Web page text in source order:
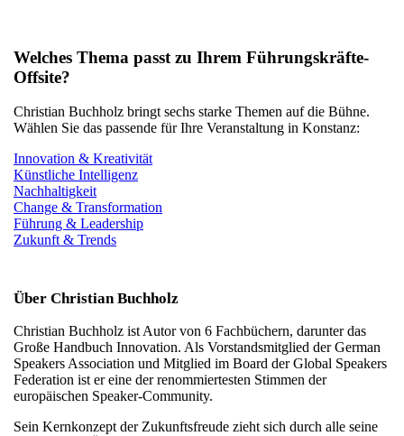
Welches Thema passt zu Ihrem Führungskräfte-
Offsite?
Christian Buchholz bringt sechs starke Themen auf die Bühne.
Wählen Sie das passende für Ihre Veranstaltung in Konstanz:
Innovation & Kreativität
Künstliche Intelligenz
Nachhaltigkeit
Change & Transformation
Führung & Leadership
Zukunft & Trends
Über Christian Buchholz
Christian Buchholz ist Autor von 6 Fachbüchern, darunter das
Große Handbuch Innovation. Als Vorstandsmitglied der German
Speakers Association und Mitglied im Board der Global Speakers
Federation ist er eine der renommiertesten Stimmen der
europäischen Speaker-Community.
Sein Kernkonzept der Zukunftsfreude zieht sich durch alle seine